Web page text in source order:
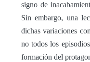
signo de
Sin embargo, una
dichas variaciones
no todos los
formación del